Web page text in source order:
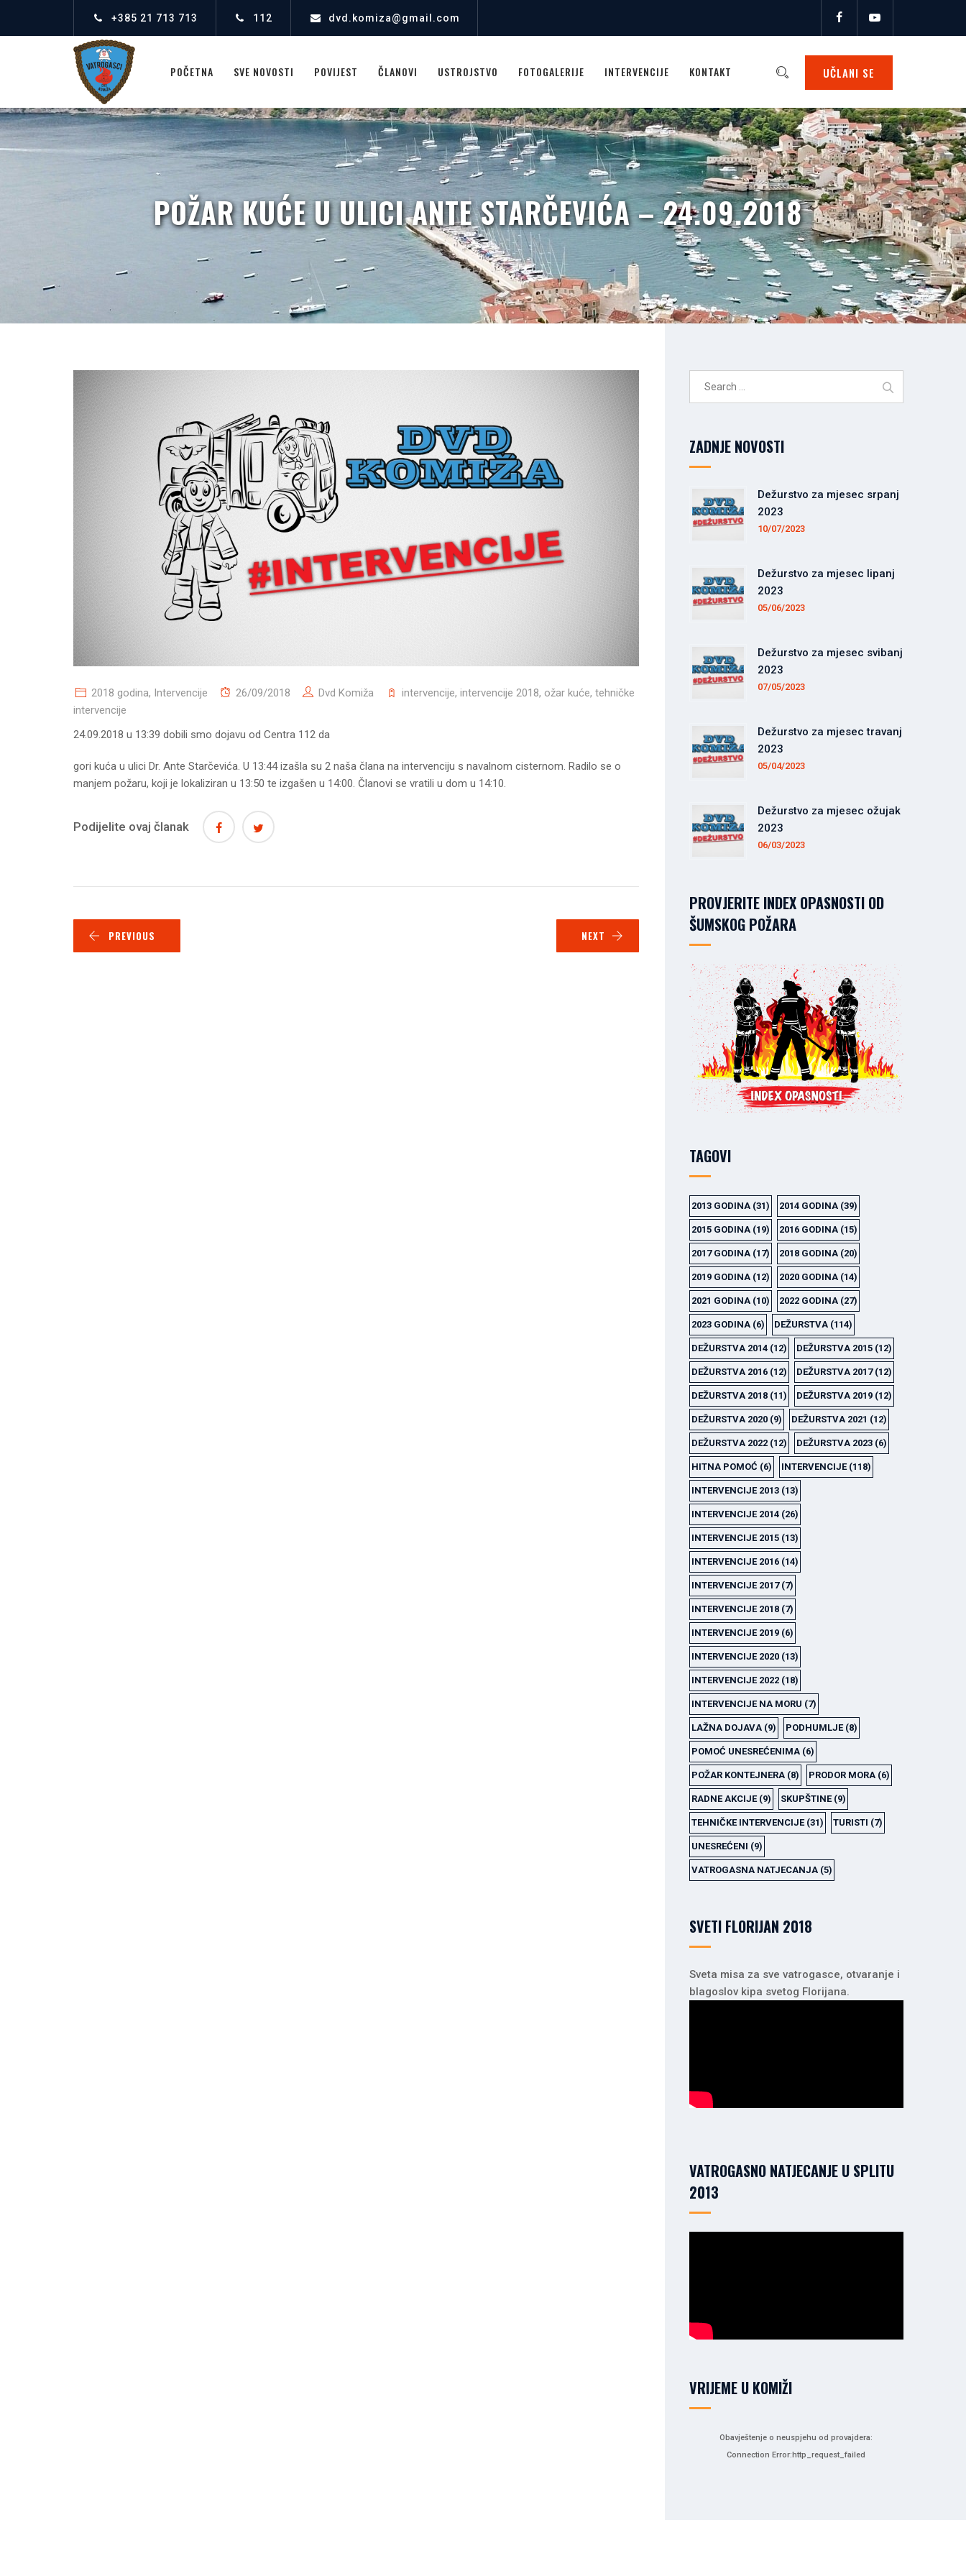
+385 21 713 713 112 dvd.komiza@gmail.com
UČLANI SE
POČETNA SVE NOVOSTI POVIJEST ČLANOVI USTROJSTVO FOTOGALERIJE INTERVENCIJE KONTAKT
POŽAR KUĆE U ULICI ANTE STARČEVIĆA – 24.09.2018
2018 godina, Intervencije 26/09/2018 Dvd Komiža intervencije, intervencije 2018, ožar kuće, tehničke
intervencije
24.09.2018 u 13:39 dobili smo dojavu od Centra 112 da
gori kuća u ulici Dr. Ante Starčevića. U 13:44 izašla su 2 naša člana na intervenciju s navalnom cisternom. Radilo se o
manjem požaru, koji je lokaliziran u 13:50 te izgašen u 14:00. Članovi se vratili u dom u 14:10.
Podijelite ovaj članak
PREVIOUS NEXT
ZADNJE NOVOSTI
Dežurstvo za mjesec srpanj
2023
10/07/2023
Dežurstvo za mjesec lipanj
2023
05/06/2023
Dežurstvo za mjesec svibanj
2023
07/05/2023
Dežurstvo za mjesec travanj
2023
05/04/2023
Dežurstvo za mjesec ožujak
2023
06/03/2023
PROVJERITE INDEX OPASNOSTI OD
ŠUMSKOG POŽARA
TAGOVI
2013 GODINA(31) 2014 GODINA(39)
2015 GODINA(19) 2016 GODINA(15)
2017 GODINA(17) 2018 GODINA(20)
2019 GODINA(12) 2020 GODINA(14)
2021 GODINA(10) 2022 GODINA(27)
2023 GODINA(6) DEŽURSTVA(114)
DEŽURSTVA 2014(12) DEŽURSTVA 2015(12)
DEŽURSTVA 2016(12) DEŽURSTVA 2017(12)
DEŽURSTVA 2018(11) DEŽURSTVA 2019(12)
DEŽURSTVA 2020(9) DEŽURSTVA 2021 (12)
DEŽURSTVA 2022(12) DEŽURSTVA 2023(6)
HITNA POMOĆ (6) INTERVENCIJE(118)
INTERVENCIJE 2013(13)
INTERVENCIJE 2014(26)
INTERVENCIJE 2015(13)
INTERVENCIJE 2016(14)
INTERVENCIJE 2017(7)
INTERVENCIJE 2018(7)
INTERVENCIJE 2019(6)
INTERVENCIJE 2020(13)
INTERVENCIJE 2022(18)
INTERVENCIJE NA MORU (7)
LAŽNA DOJAVA(9) PODHUMLJE(8)
POMOĆ UNESREĆENIMA(6)
POŽAR KONTEJNERA(8) PRODOR MORA(6)
RADNE AKCIJE(9) SKUPŠTINE(9)
TEHNIČKE INTERVENCIJE(31) TURISTI (7)
UNESREĆENI (9)
VATROGASNA NATJECANJA(5)
SVETI FLORIJAN 2018
Sveta misa za sve vatrogasce, otvaranje i
blagoslov kipa svetog Florijana.
VATROGASNO NATJECANJE U SPLITU
2013
VRIJEME U KOMIŽI
Obavještenje o neuspjehu od provajdera:
Connection Error:http_request_failed